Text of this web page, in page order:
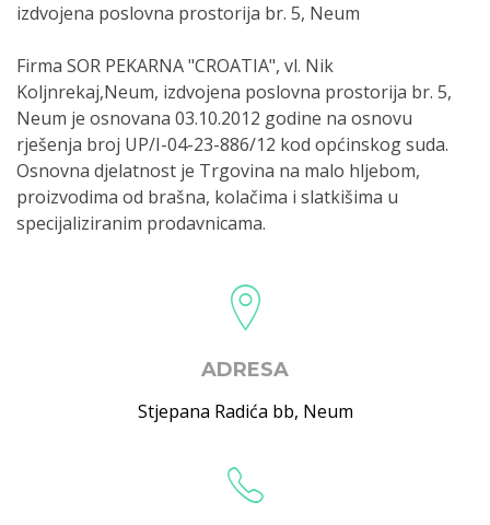
izdvojena poslovna prostorija br. 5, Neum
Firma SOR PEKARNA "CROATIA", vl. Nik
Koljnrekaj,Neum, izdvojena poslovna prostorija br. 5,
Neum je osnovana 03.10.2012 godine na osnovu
rješenja broj UP/I-04-23-886/12 kod općinskog suda.
Osnovna djelatnost je Trgovina na malo hljebom,
proizvodima od brašna, kolačima i slatkišima u
specijaliziranim prodavnicama.
ADRESA
Stjepana Radića bb, Neum